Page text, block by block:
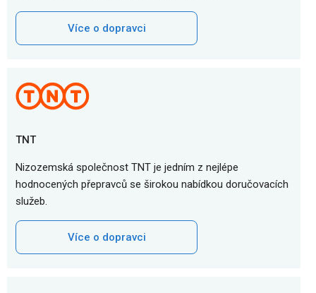
Více o dopravci
TNT
Nizozemská společnost TNT je jedním z nejlépe
hodnocených přepravců se širokou nabídkou doručovacích
služeb.
Více o dopravci